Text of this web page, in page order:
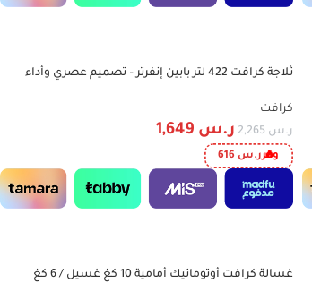
-27%
ثلاجة كرافت 422 لتر بابين إنفرتر – تصميم عصري وأداء
كرافت
ر.س
ر.س 1,649
وفرر.س
-20%
غسالة كرافت أوتوماتيك أمامية 10 كغ غسيل / 6 كغ